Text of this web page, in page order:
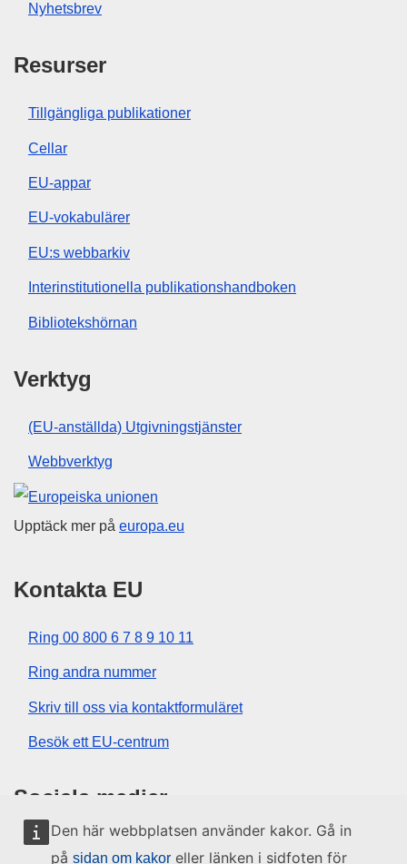
Den här webbplatsen använder kakor. Gå in
på sidan om kakor eller länken i sidfoten för
Nyhetsbrev
Resurser
Tillgängliga publikationer
Cellar
EU-appar
EU-vokabulärer
EU:s webbarkiv
Interinstitutionella publikationshandboken
Bibliotekshörnan
Verktyg
(EU-anställda) Utgivningstjänster
Webbverktyg
Europeiska unionen
Upptäck mer på europa.eu
Kontakta EU
Ring 00 800 6 7 8 9 10 11
Ring andra nummer
Skriv till oss via kontaktformuläret
Besök ett EU-centrum
Sociala medier
Hitta oss i sociala medier